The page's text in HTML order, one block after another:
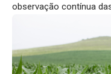
observação contínua